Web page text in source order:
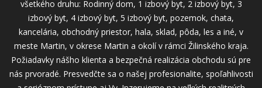
všetkého druhu: Rodinný dom, 1 izbový byt, 2 izbový byt, 3
izbový byt, 4 izbový byt, 5 izbový byt, pozemok, chata,
kancelária, obchodný priestor, hala, sklad, pôda, les a iné, v
meste Martin, v okrese Martin a okolí v rámci Žilinského kraja.
Požiadavky nášho klienta a bezpečná realizácia obchodu sú pre
nás prvoradé. Presvedčte sa o našej profesionalite, spoľahlivosti